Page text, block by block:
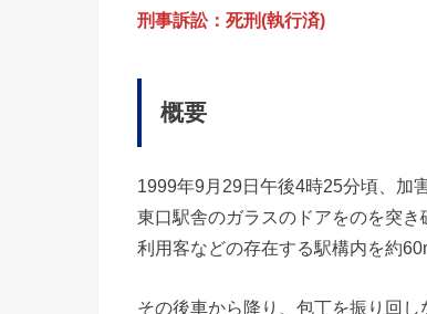
刑事訴訟：死刑(執行済)
概要
1999年9月29日午後4時25分頃、加
東口駅舎のガラスのドアをのを突
利用客などの存在する駅構内を約
その後車から降り、包丁を振り回